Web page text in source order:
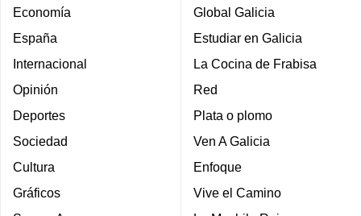
Economía
España
Internacional
Opinión
Deportes
Sociedad
Cultura
Gráficos
Global Galicia
Estudiar en Galicia
La Cocina de Frabisa
Red
Plata o plomo
Ven A Galicia
Enfoque
Vive el Camino